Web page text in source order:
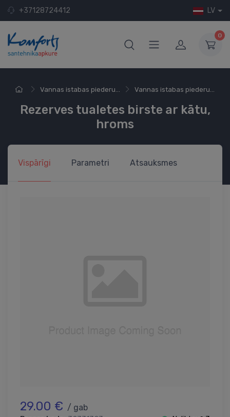
+37128724412 LV
0
Vannas istabas piederu... Vannas istabas piederu...
Rezerves tualetes birste ar kātu,
hroms
Vispārīgi Parametri Atsauksmes
29.00 € / gab